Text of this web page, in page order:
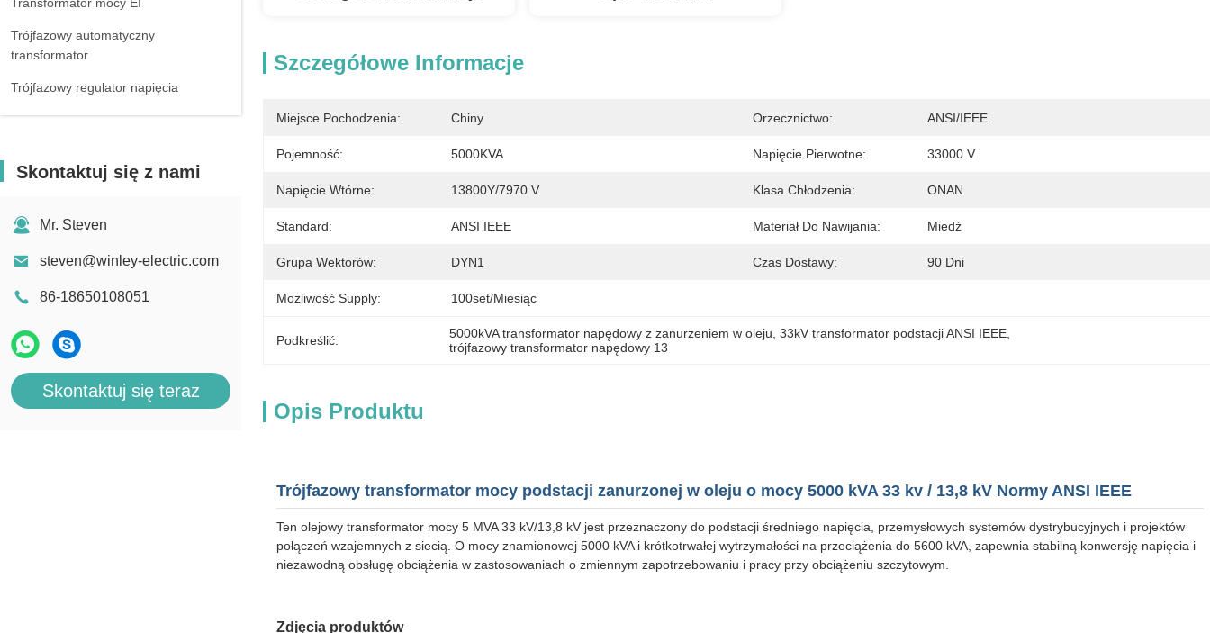
Trójfazowy automatyczny
transformator
Trójfazowy regulator napięcia
Reaktor trójfazowy
Skontaktuj się z nami
Mr. Steven
steven@winley-electric.com
86-18650108051
Skontaktuj się teraz
Szczegółowe Informacje
Miejsce Pochodzenia: Chiny Orzecznictwo: ANSI/IEEE
Pojemność: 5000KVA Napięcie Pierwotne: 33000 V
Napięcie Wtórne: 13800Y/7970 V Klasa Chłodzenia: ONAN
Standard: ANSI IEEE Materiał Do Nawijania: Miedź
Grupa Wektorów: DYN1 Czas Dostawy: 90 Dni
Możliwość Supply: 100set/miesiąc
Podkreślić: 5000kVA transformator napędowy z zanurzeniem w oleju , 33kV transformator podstacji ANSI IEEE
trójfazowy transformator napędowy 13
Opis Produktu
Trójfazowy transformator mocy podstacji zanurzonej w oleju o mocy 5000 kVA 33 kv / 13,8 kV Normy ANSI IEEE
Ten olejowy transformator mocy 5 MVA 33 kV/13,8 kV jest przeznaczony do podstacji średniego napięcia, przemysłowych systemów dystrybucyjnych i projektów
połączeń wzajemnych z siecią. O mocy znamionowej 5000 kVA i krótkotrwałej wytrzymałości na przeciążenia do 5600 kVA, zapewnia stabilną konwersję napięcia i
niezawodną obsługę obciążenia w zastosowaniach o zmiennym zapotrzebowaniu i pracy przy obciążeniu szczytowym.
Zdjęcia produktów